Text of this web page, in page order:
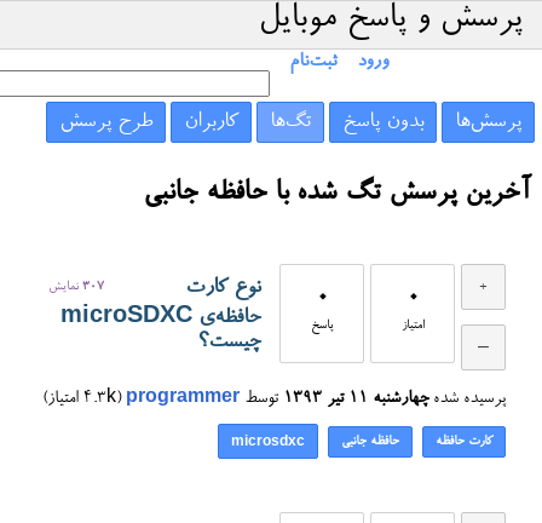
پرسش و پاسخ موبایل
ورود ثبت‌نام
پرسش‌ها بدون پاسخ تگ‌ها کاربران طرح پرسش
آخرین پرسش تگ شده با حافظه جانبی
0
امتیاز
0
پاسخ
307 نمایش
نوع کارت
حافظه‌ی microSDXC
چیست؟
پرسیده شده چهارشنبه ۱۱ تیر ۱۳۹۳ توسط programmer
(
4.3k امتیاز)
کارت حافظه حافظه جانبی microsdxc